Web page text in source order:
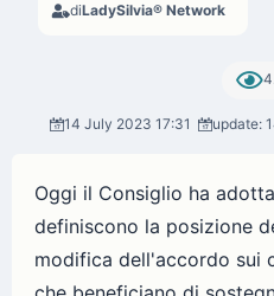
diLadySilvia® Network
14 July 2023 17:31 update:
Oggi il Consiglio ha
definiscono la posizione
modifica dell'accordo sui